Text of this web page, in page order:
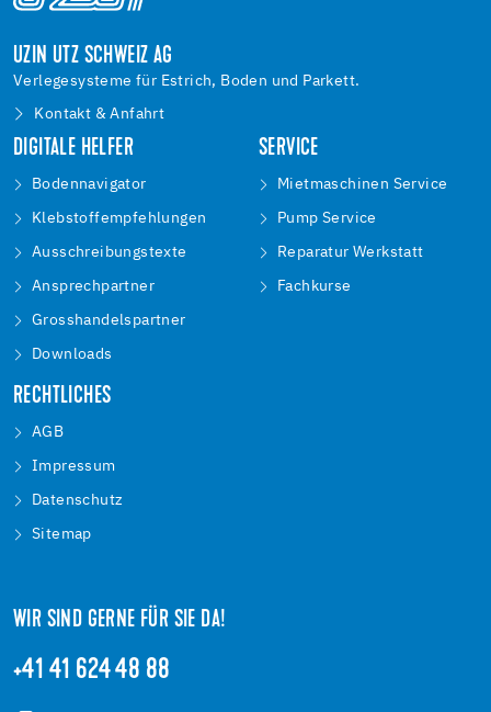
UZIN UTZ SCHWEIZ AG
Verlegesysteme für Estrich, Boden und Parkett.
Kontakt & Anfahrt
DIGITALE HELFER
Bodennavigator
Klebstoffempfehlungen
Ausschreibungstexte
Ansprechpartner
Grosshandelspartner
Downloads
SERVICE
Mietmaschinen Service
Pump Service
Reparatur Werkstatt
Fachkurse
RECHTLICHES
AGB
Impressum
Datenschutz
Sitemap
WIR SIND GERNE FÜR SIE DA!
+41 41 624 48 88